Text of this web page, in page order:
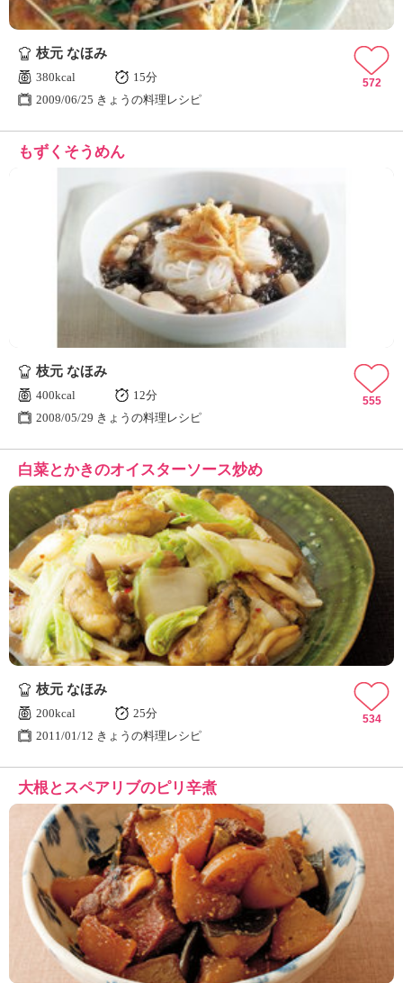
枝元 なほみ
380kcal
15分
2009/06/25 きょうの料理レシピ
572
もずくそうめん
枝元 なほみ
400kcal
12分
2008/05/29 きょうの料理レシピ
555
白菜とかきのオイスターソース炒め
枝元 なほみ
200kcal
25分
2011/01/12 きょうの料理レシピ
534
大根とスペアリブのピリ辛煮